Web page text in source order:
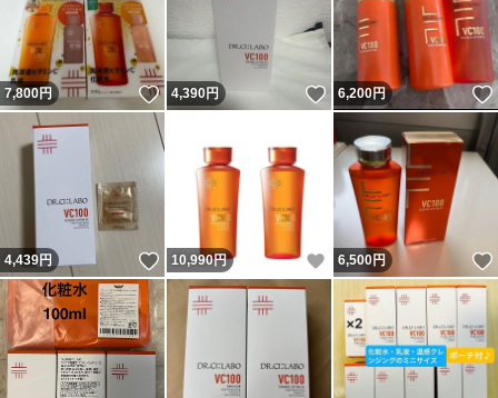
7,800円 いいね！
4,390円 いいね！
6,200円
4,439円 いいね！
10,990円 いいね！
6,500円